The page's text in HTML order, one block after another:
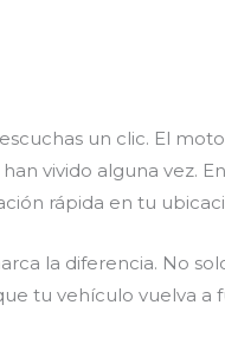
un clic. El
vivido alguna vez.
rápida en tu
la diferencia. No
tu vehículo vuelva a